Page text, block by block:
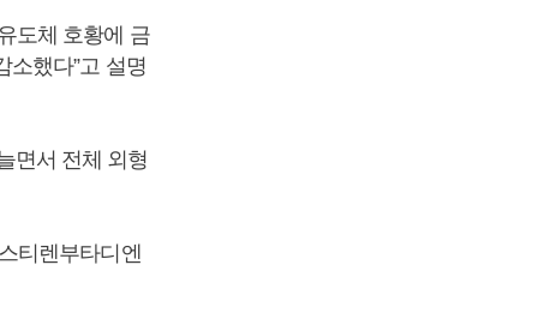
도체 호황에 금
소했다”고 설명
면서 전체 외형
티렌부타디엔